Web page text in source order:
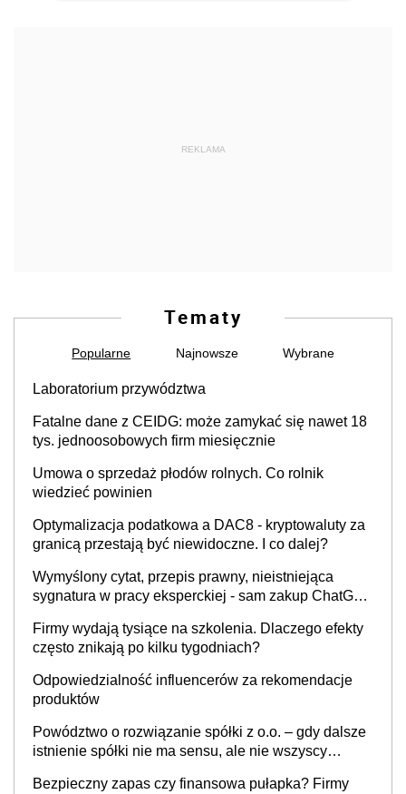
REKLAMA
Tematy
Popularne Najnowsze Wybrane
Laboratorium przywództwa
Fatalne dane z CEIDG: może zamykać się nawet 18
tys. jednoosobowych firm miesięcznie
Umowa o sprzedaż płodów rolnych. Co rolnik
wiedzieć powinien
Optymalizacja podatkowa a DAC8 - kryptowaluty za
granicą przestają być niewidoczne. I co dalej?
Wymyślony cytat, przepis prawny, nieistniejąca
sygnatura w pracy eksperckiej - sam zakup ChatGPT
Firmy wydają tysiące na szkolenia. Dlaczego efekty
często znikają po kilku tygodniach?
Odpowiedzialność influencerów za rekomendacje
produktów
Powództwo o rozwiązanie spółki z o.o. – gdy dalsze
istnienie spółki nie ma sensu, ale nie wszyscy
Bezpieczny zapas czy finansowa pułapka? Firmy